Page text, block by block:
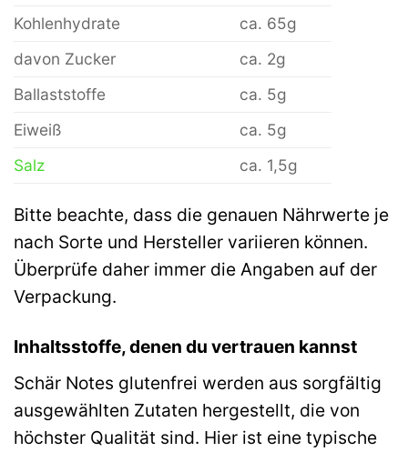
Kohlenhydrate
ca. 65g
davon Zucker
ca. 2g
Ballaststoffe
ca. 5g
Eiweiß
ca. 5g
Salz
ca. 1,5g
Bitte beachte, dass die genauen Nährwerte je
nach Sorte und Hersteller variieren können.
Überprüfe daher immer die Angaben auf der
Verpackung.
Inhaltsstoffe, denen du vertrauen kannst
Schär Notes glutenfrei werden aus sorgfältig
ausgewählten Zutaten hergestellt, die von
höchster Qualität sind. Hier ist eine typische